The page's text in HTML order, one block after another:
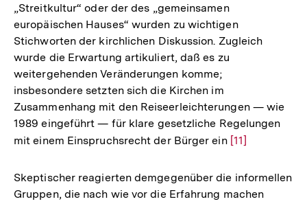
Fußnote
„Streitkultur“ oder der des „gemeinsamen
europäischen Hauses“ wurden zu wichtigen
Stichworten der kirchlichen Diskussion. Zugleich
wurde die Erwartung artikuliert, daß es zu
weitergehenden Veränderungen komme;
insbesondere setzten sich die Kirchen im
Zusammenhang mit den Reiseerleichterungen — wie
1989 eingeführt — für klare gesetzliche Regelungen
mit einem Einspruchsrecht der Bürger ein Zur
der
Fußnote
[11]
Skeptischer reagierten demgegenüber die informellen
Gruppen, die nach wie vor die Erfahrung machen